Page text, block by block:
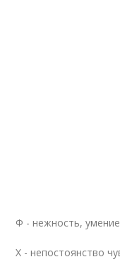
Ф - нежность,
Х - непостоянство